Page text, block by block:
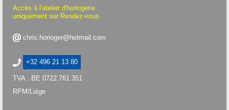
Accès à l'atelier d'horlogerie :
uniquement sur Rendez-vous
chris.horloger@hotmail.com
+32 496 21 13 80
TVA : BE 0722.761.351
RPM/Liège